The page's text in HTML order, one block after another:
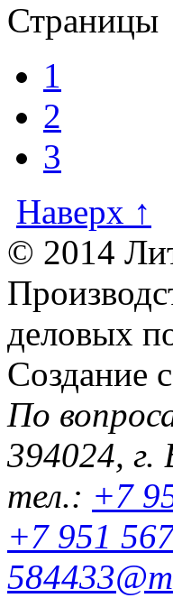
Страницы
1
2
3
Наверх ↑
© 2014
деловых
Создание
По
394024,
тел.: +7
+7 951